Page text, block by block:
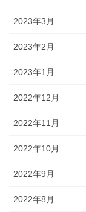
2023年3月
2023年2月
2023年1月
2022年12月
2022年11月
2022年10月
2022年9月
2022年8月